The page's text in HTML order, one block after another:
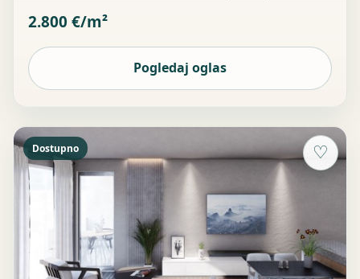
2.800 €/m²
Pogledaj oglas
♡
Dostupno